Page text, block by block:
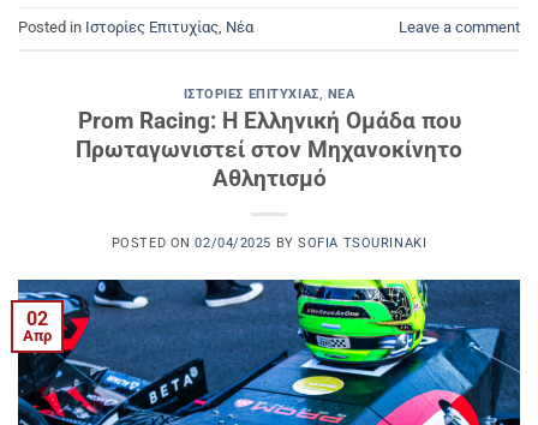
Posted in Ιστορίες Επιτυχίας Νέα Leave a comment
ΙΣΤΟΡΊΕΣ ΕΠΙΤΥΧΊΑΣ ΝΈΑ
Prom Racing: Η Ελληνική Ομάδα που
Πρωταγωνιστεί στον Μηχανοκίνητο
Αθλητισμό
POSTED ON02/04/2025 BYSOFIA TSOURINAKI
02
Απρ